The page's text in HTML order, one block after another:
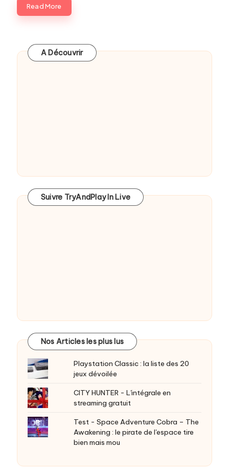
Read More
A Découvrir
Suivre TryAndPlay In Live
Nos Articles les plus lus
Playstation Classic : la liste des 20
jeux dévoilée
CITY HUNTER - L'intégrale en
streaming gratuit
Test - Space Adventure Cobra – The
Awakening : le pirate de l'espace tire
bien mais mou